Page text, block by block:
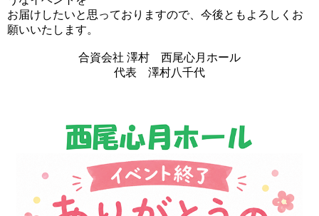
お届けしたいと思っておりますので、今後ともよろしくお
願いいたします。
合資会社 澤村 西尾心月ホール
代表 澤村八千代